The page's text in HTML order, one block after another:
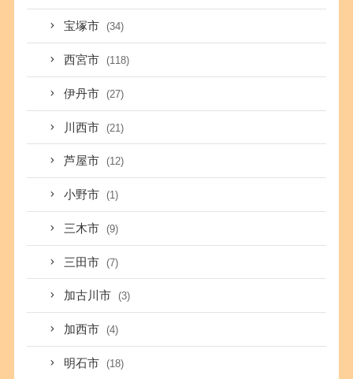
宝塚市 (34)
西宮市 (118)
伊丹市 (27)
川西市 (21)
芦屋市 (12)
小野市 (1)
三木市 (9)
三田市 (7)
加古川市 (3)
加西市 (4)
明石市 (18)